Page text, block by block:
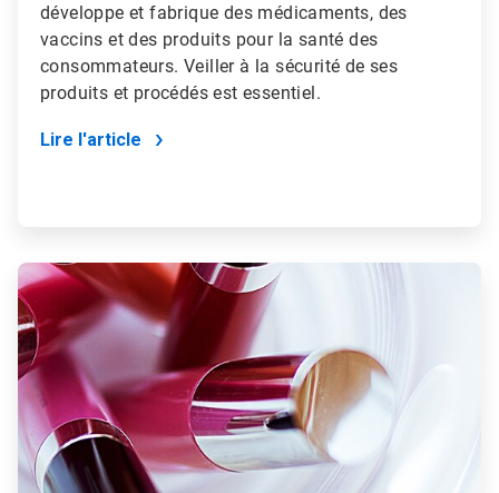
développe et fabrique des médicaments, des
vaccins et des produits pour la santé des
consommateurs. Veiller à la sécurité de ses
produits et procédés est essentiel.
Lire l'article
ArticleTile
2
de
4